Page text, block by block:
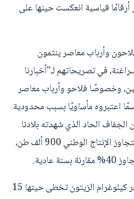
قياسية انعكست حينها على
وأرباب معاصر ينتمون
في تصريحاتهم لـ"أخبارنا
وخصوصًا فلاحو وأرباب معاصر
اعتبروه مأساويًا بسبب محدودية
الجفاف الحاد الذي شهدته بلادنا
العام الماضي، حيث لم يتجاوز الإنتاج الوطني 900 ألف طن،
عادية.
وأضافت المصادر أن سعر كيلوغرام الزيتون تخطى حينها 15